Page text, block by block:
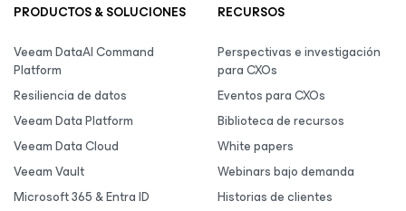
PRODUCTOS & SOLUCIONES
Veeam DataAI Command
Platform
Resiliencia de datos
Veeam Data Platform
Veeam Data Cloud
Veeam Vault
Microsoft 365 & Entra ID
RECURSOS
Perspectivas e investigación
para CXOs
Eventos para CXOs
Biblioteca de recursos
White papers
Webinars bajo demanda
Historias de clientes